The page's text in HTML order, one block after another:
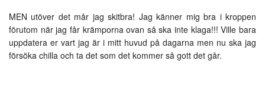
MEN utöver det mår jag skitbra! Jag känner mig bra i kroppen
förutom när jag får krämporna ovan så ska inte klaga!!! Ville bara
uppdatera er vart jag är i mitt huvud på dagarna men nu ska jag
försöka chilla och ta det som det kommer så gott det går.